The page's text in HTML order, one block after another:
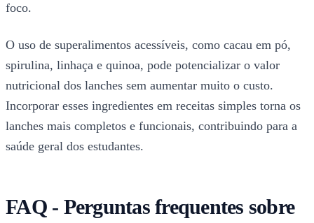
foco.
O uso de superalimentos acessíveis, como cacau em pó,
spirulina, linhaça e quinoa, pode potencializar o valor
nutricional dos lanches sem aumentar muito o custo.
Incorporar esses ingredientes em receitas simples torna os
lanches mais completos e funcionais, contribuindo para a
saúde geral dos estudantes.
FAQ - Perguntas frequentes sobre